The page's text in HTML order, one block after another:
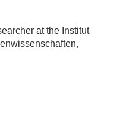
at the Institut